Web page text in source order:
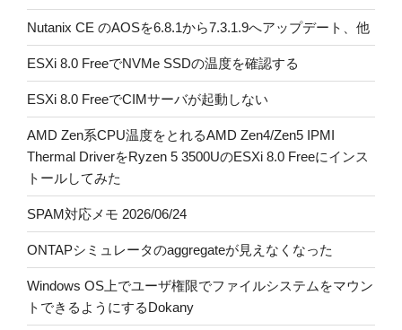
Nutanix CE のAOSを6.8.1から7.3.1.9へアップデート、他
ESXi 8.0 FreeでNVMe SSDの温度を確認する
ESXi 8.0 FreeでCIMサーバが起動しない
AMD Zen系CPU温度をとれるAMD Zen4/Zen5 IPMI
Thermal DriverをRyzen 5 3500UのESXi 8.0 Freeにインス
トールしてみた
SPAM対応メモ 2026/06/24
ONTAPシミュレータのaggregateが見えなくなった
Windows OS上でユーザ権限でファイルシステムをマウン
トできるようにするDokany